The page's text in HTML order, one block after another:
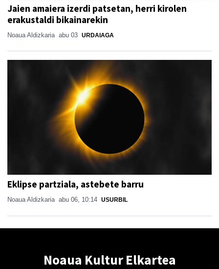
Jaien amaiera izerdi patsetan, herri kirolen
erakustaldi bikainarekin
Noaua Aldizkaria abu 03 URDAIAGA
Eklipse partziala, astebete barru
Noaua Aldizkaria abu 06, 10:14 USURBIL
Noaua Kultur Elkartea